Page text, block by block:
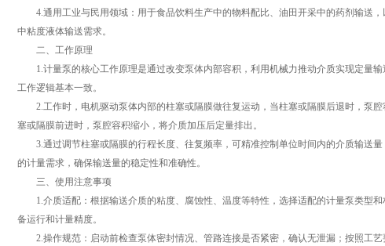
4.通用工业与民用领域：用于食品饮料生产中的物料配比、油田开采中的药剂输送，
中粘度液体输送需求。
二、工作原理
1.计量泵的核心工作原理是通过改变泵体内部容积，利用机械力推动介质实现定量输
工作逻辑基本一致。
2.工作时，电机驱动泵体内部的柱塞或隔膜做往复运动，当柱塞或隔膜后退时，泵腔
塞或隔膜前进时，泵腔容积缩小，将介质加压后定量排出。
3.通过调节柱塞或隔膜的行程长度、往复频率，可精准控制单位时间内的介质输送量
的计量需求，确保输送量的稳定性和准确性。
三、使用注意事项
1.介质适配：根据输送介质的粘度、腐蚀性、温度等特性，选择适配的计量泵类型和
备运行和计量精度。
2.操作规范：启动前检查泵体密封情况、管路连接是否紧密，确认无泄漏；按照工艺